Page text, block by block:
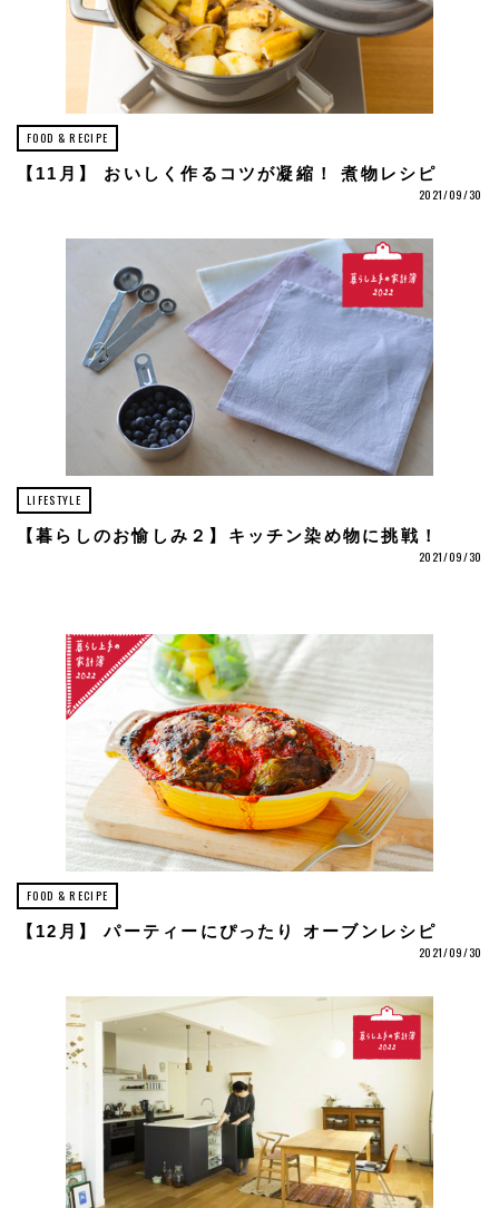
FOOD & RECIPE
【11月】 おいしく作るコツが凝縮！ 煮物レシピ
2021/09/30
LIFESTYLE
【暮らしのお愉しみ２】キッチン染め物に挑戦！
2021/09/30
FOOD & RECIPE
【12月】 パーティーにぴったり オーブンレシピ
2021/09/30